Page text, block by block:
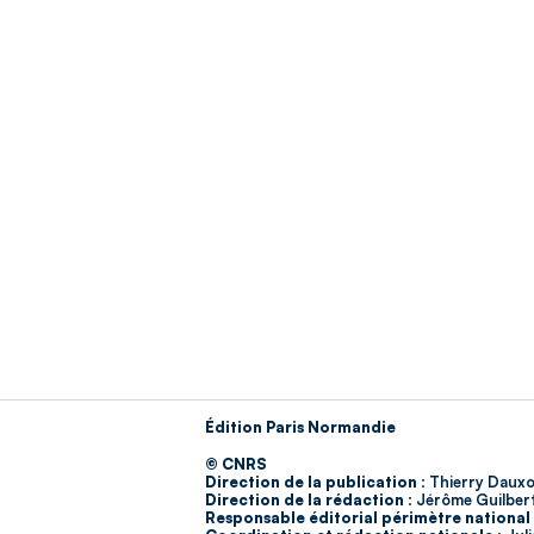
Édition Paris Normandie
© CNRS
Direction de la publication : Thierry
Direction de la rédaction : Jérôme
Responsable éditorial périmètre national